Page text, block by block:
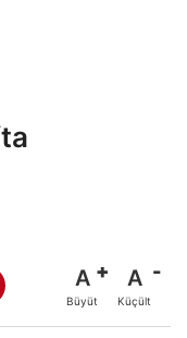
A
Büyüt
A
Küçült